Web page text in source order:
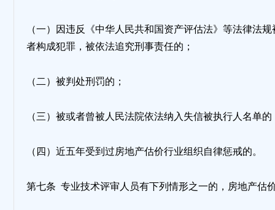
（一）因违反《中华人民共和国资产评估法》等法律法
者构成犯罪，被依法追究刑事责任的；
（二）被判处刑罚的；
（三）被或者曾被人民法院依法纳入失信被执行人名单的
（四）近五年受到过房地产估价行业组织自律惩戒的。
第七条 专业技术评审人员有下列情形之一的，房地产估